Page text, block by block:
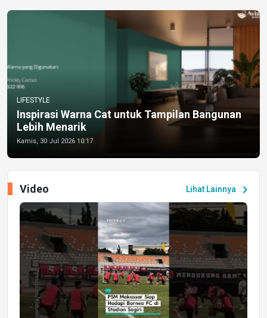
LIFESTYLE
Inspirasi Warna Cat untuk Tampilan Bangunan
Lebih Menarik
Kamis, 30 Jul 2026 10:17
Lihat Lainnya chevron_right
Video